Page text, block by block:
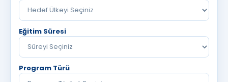
Eğitim Süresi
Program Türü